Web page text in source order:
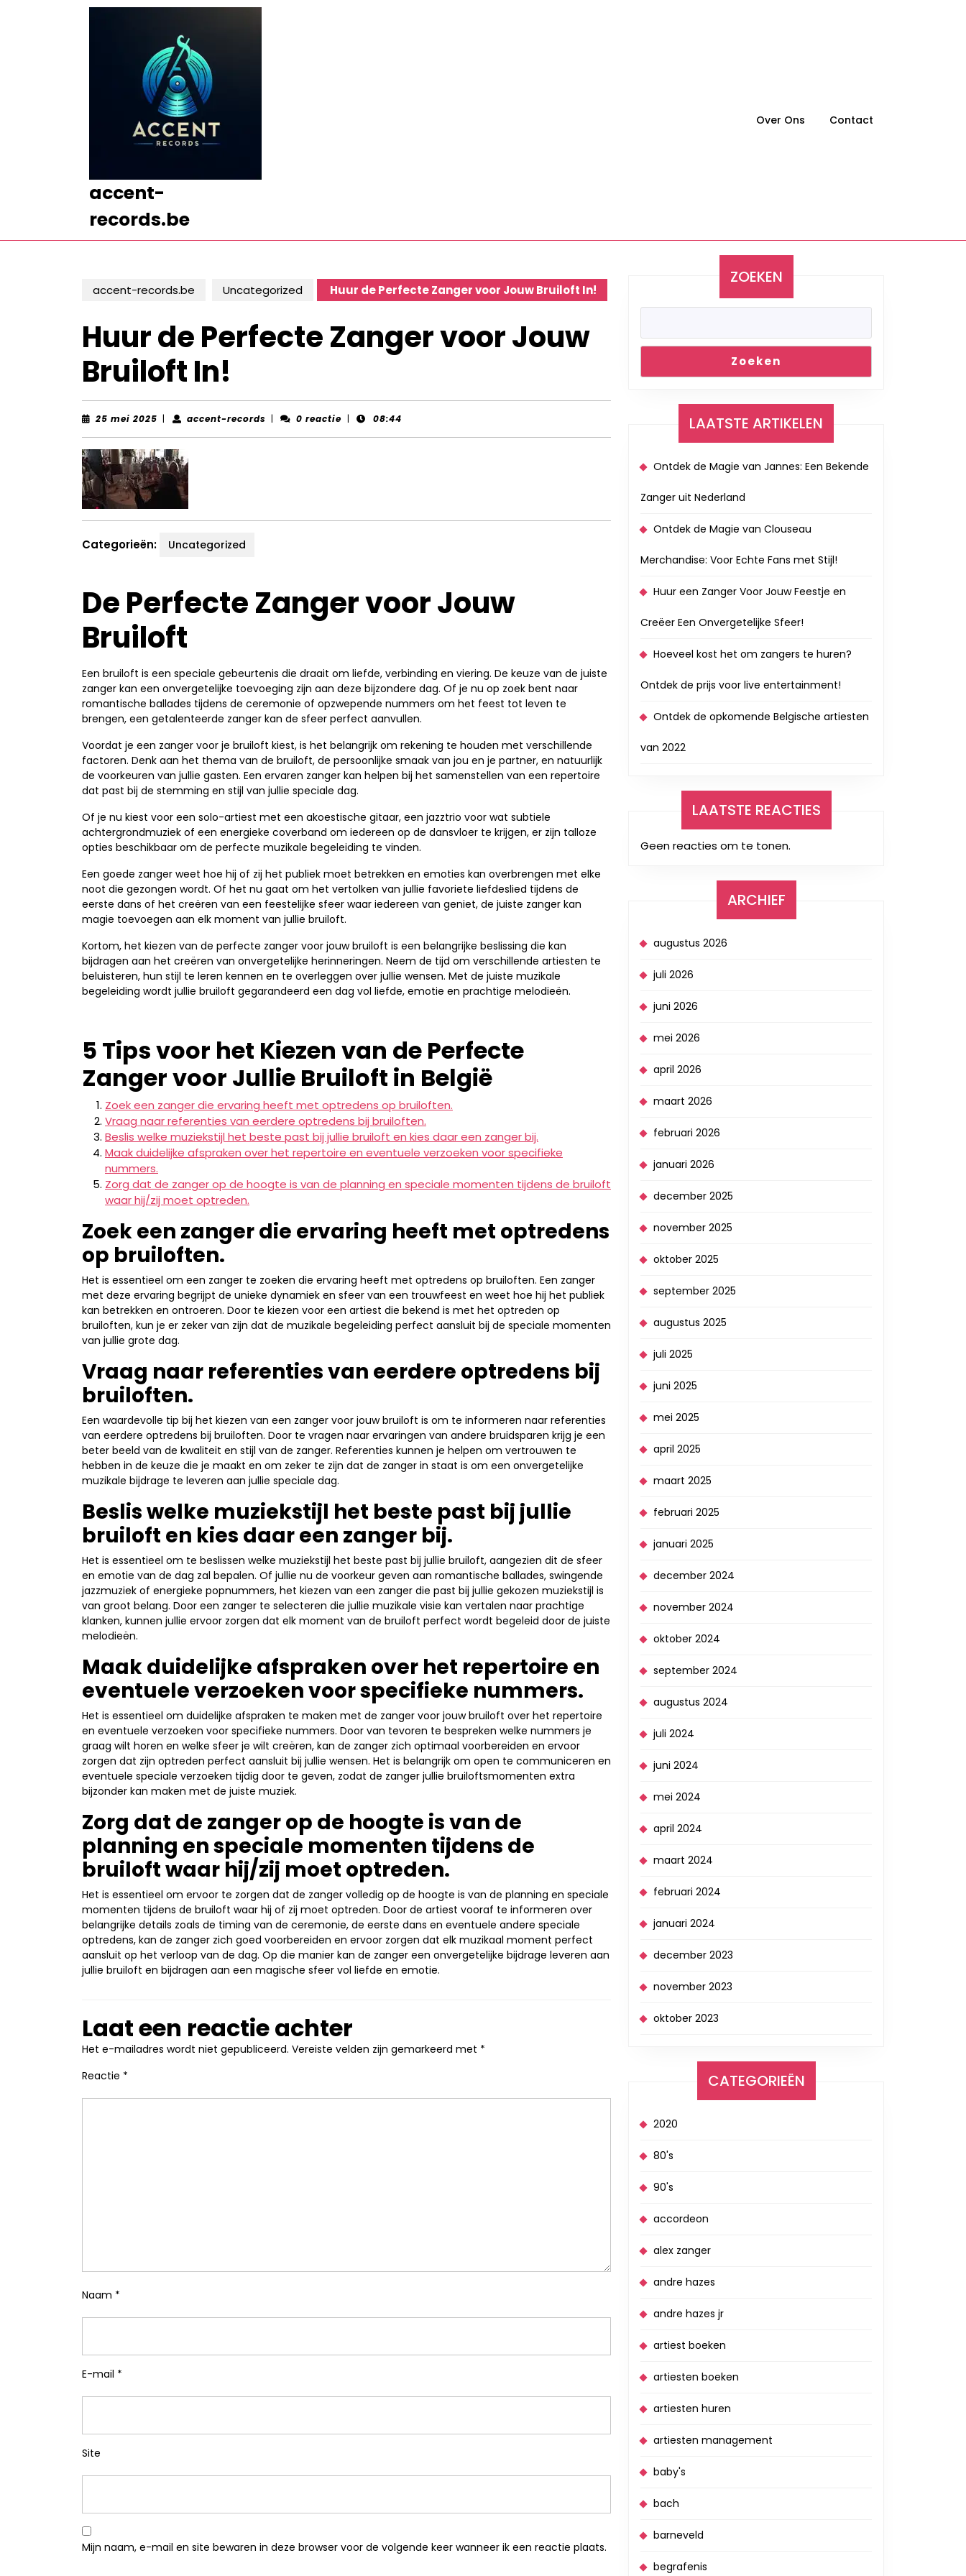
accent-
records.be
Over Ons Contact
accent-records.be Uncategorized Huur de Perfecte Zanger voor Jouw Bruiloft In!
Huur de Perfecte Zanger voor Jouw
Bruiloft In!
25 mei 2025 25| accent-records accent-
| 0 reactie | 08:44
Categorieën: Uncategorized
De Perfecte Zanger voor Jouw
Bruiloft
Een bruiloft is een speciale gebeurtenis die draait om liefde, verbinding en viering. De keuze van de juiste
zanger kan een onvergetelijke toevoeging zijn aan deze bijzondere dag. Of je nu op zoek bent naar
romantische ballades tijdens de ceremonie of opzwepende nummers om het feest tot leven te
brengen, een getalenteerde zanger kan de sfeer perfect aanvullen.
Voordat je een zanger voor je bruiloft kiest, is het belangrijk om rekening te houden met verschillende
factoren. Denk aan het thema van de bruiloft, de persoonlijke smaak van jou en je partner, en natuurlijk
de voorkeuren van jullie gasten. Een ervaren zanger kan helpen bij het samenstellen van een repertoire
dat past bij de stemming en stijl van jullie speciale dag.
Of je nu kiest voor een solo-artiest met een akoestische gitaar, een jazztrio voor wat subtiele
achtergrondmuziek of een energieke coverband om iedereen op de dansvloer te krijgen, er zijn talloze
opties beschikbaar om de perfecte muzikale begeleiding te vinden.
Een goede zanger weet hoe hij of zij het publiek moet betrekken en emoties kan overbrengen met elke
noot die gezongen wordt. Of het nu gaat om het vertolken van jullie favoriete liefdeslied tijdens de
eerste dans of het creëren van een feestelijke sfeer waar iedereen van geniet, de juiste zanger kan
magie toevoegen aan elk moment van jullie bruiloft.
Kortom, het kiezen van de perfecte zanger voor jouw bruiloft is een belangrijke beslissing die kan
bijdragen aan het creëren van onvergetelijke herinneringen. Neem de tijd om verschillende artiesten te
beluisteren, hun stijl te leren kennen en te overleggen over jullie wensen. Met de juiste muzikale
begeleiding wordt jullie bruiloft gegarandeerd een dag vol liefde, emotie en prachtige melodieën.
5 Tips voor het Kiezen van de Perfecte
Zanger voor Jullie Bruiloft in België
Zoek een zanger die ervaring heeft met optredens op bruiloften.
Vraag naar referenties van eerdere optredens bij bruiloften.
Beslis welke muziekstijl het beste past bij jullie bruiloft en kies daar een zanger bij.
Maak duidelijke afspraken over het repertoire en eventuele verzoeken voor specifieke
nummers.
Zorg dat de zanger op de hoogte is van de planning en speciale momenten tijdens de bruiloft
waar hij/zij moet optreden.
Zoek een zanger die ervaring heeft met optredens
op bruiloften.
Het is essentieel om een zanger te zoeken die ervaring heeft met optredens op bruiloften. Een zanger
met deze ervaring begrijpt de unieke dynamiek en sfeer van een trouwfeest en weet hoe hij het publiek
kan betrekken en ontroeren. Door te kiezen voor een artiest die bekend is met het optreden op
bruiloften, kun je er zeker van zijn dat de muzikale begeleiding perfect aansluit bij de speciale momenten
van jullie grote dag.
Vraag naar referenties van eerdere optredens bij
bruiloften.
Een waardevolle tip bij het kiezen van een zanger voor jouw bruiloft is om te informeren naar referenties
van eerdere optredens bij bruiloften. Door te vragen naar ervaringen van andere bruidsparen krijg je een
beter beeld van de kwaliteit en stijl van de zanger. Referenties kunnen je helpen om vertrouwen te
hebben in de keuze die je maakt en om zeker te zijn dat de zanger in staat is om een onvergetelijke
muzikale bijdrage te leveren aan jullie speciale dag.
Beslis welke muziekstijl het beste past bij jullie
bruiloft en kies daar een zanger bij.
Het is essentieel om te beslissen welke muziekstijl het beste past bij jullie bruiloft, aangezien dit de sfeer
en emotie van de dag zal bepalen. Of jullie nu de voorkeur geven aan romantische ballades, swingende
jazzmuziek of energieke popnummers, het kiezen van een zanger die past bij jullie gekozen muziekstijl is
van groot belang. Door een zanger te selecteren die jullie muzikale visie kan vertalen naar prachtige
klanken, kunnen jullie ervoor zorgen dat elk moment van de bruiloft perfect wordt begeleid door de juiste
melodieën.
Maak duidelijke afspraken over het repertoire en
eventuele verzoeken voor specifieke nummers.
Het is essentieel om duidelijke afspraken te maken met de zanger voor jouw bruiloft over het repertoire
en eventuele verzoeken voor specifieke nummers. Door van tevoren te bespreken welke nummers je
graag wilt horen en welke sfeer je wilt creëren, kan de zanger zich optimaal voorbereiden en ervoor
zorgen dat zijn optreden perfect aansluit bij jullie wensen. Het is belangrijk om open te communiceren en
eventuele speciale verzoeken tijdig door te geven, zodat de zanger jullie bruiloftsmomenten extra
bijzonder kan maken met de juiste muziek.
Zorg dat de zanger op de hoogte is van de
planning en speciale momenten tijdens de
bruiloft waar hij/zij moet optreden.
Het is essentieel om ervoor te zorgen dat de zanger volledig op de hoogte is van de planning en speciale
momenten tijdens de bruiloft waar hij of zij moet optreden. Door de artiest vooraf te informeren over
belangrijke details zoals de timing van de ceremonie, de eerste dans en eventuele andere speciale
optredens, kan de zanger zich goed voorbereiden en ervoor zorgen dat elk muzikaal moment perfect
aansluit op het verloop van de dag. Op die manier kan de zanger een onvergetelijke bijdrage leveren aan
jullie bruiloft en bijdragen aan een magische sfeer vol liefde en emotie.
Laat een reactie achter
Het e-mailadres wordt niet gepubliceerd. Vereiste velden zijn gemarkeerd met *
Reactie *
Naam *
E-mail *
Site
Mijn naam, e-mail en site bewaren in deze browser voor de volgende keer wanneer ik een reactie plaats.
ZOEKEN
Zoeken
LAATSTE ARTIKELEN
Ontdek de Magie van Jannes: Een Bekende
Zanger uit Nederland
Ontdek de Magie van Clouseau
Merchandise: Voor Echte Fans met Stijl!
Huur een Zanger Voor Jouw Feestje en
Creëer Een Onvergetelijke Sfeer!
Hoeveel kost het om zangers te huren?
Ontdek de prijs voor live entertainment!
Ontdek de opkomende Belgische artiesten
van 2022
LAATSTE REACTIES
Geen reacties om te tonen.
ARCHIEF
augustus 2026
juli 2026
juni 2026
mei 2026
april 2026
maart 2026
februari 2026
januari 2026
december 2025
november 2025
oktober 2025
september 2025
augustus 2025
juli 2025
juni 2025
mei 2025
april 2025
maart 2025
februari 2025
januari 2025
december 2024
november 2024
oktober 2024
september 2024
augustus 2024
juli 2024
juni 2024
mei 2024
april 2024
maart 2024
februari 2024
januari 2024
december 2023
november 2023
oktober 2023
CATEGORIEËN
2020
80's
90's
accordeon
alex zanger
andre hazes
andre hazes jr
artiest boeken
artiesten boeken
artiesten huren
artiesten management
baby's
bach
barneveld
begrafenis